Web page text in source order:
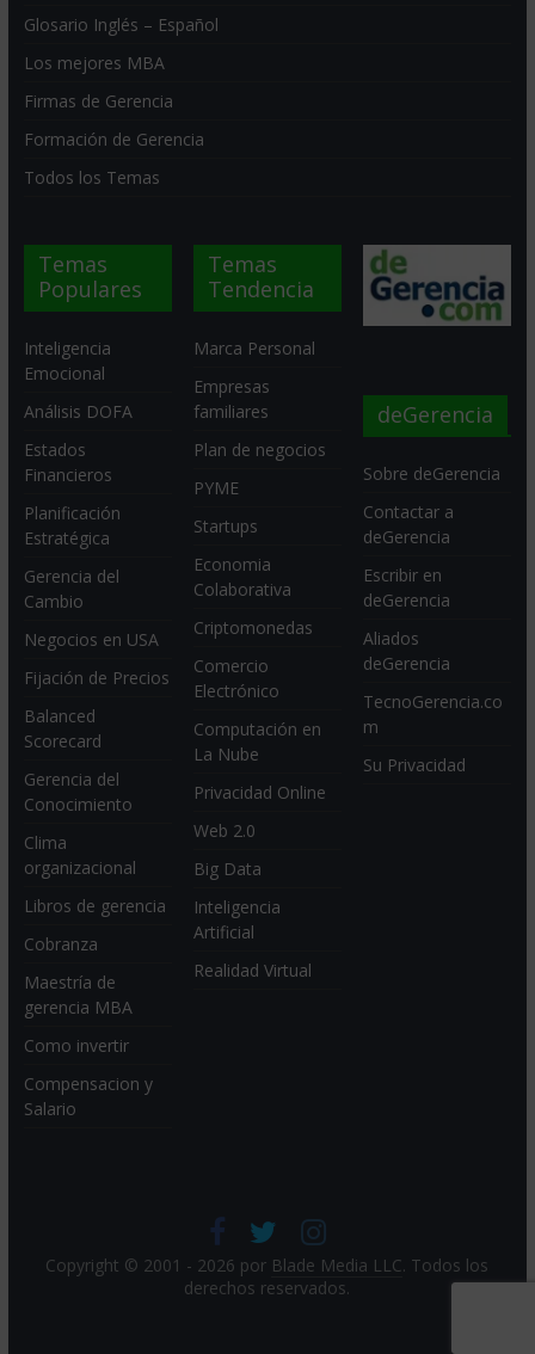
Glosario Inglés – Español
Los mejores MBA
Firmas de Gerencia
Formación de Gerencia
Todos los Temas
Temas
Populares
Inteligencia
Emocional
Análisis DOFA
Estados
Financieros
Planificación
Estratégica
Gerencia del
Cambio
Negocios en USA
Fijación de Precios
Balanced
Scorecard
Gerencia del
Conocimiento
Clima
organizacional
Libros de gerencia
Cobranza
Maestría de
gerencia MBA
Como invertir
Compensacion y
Salario
Temas
Tendencia
Marca Personal
Empresas
familiares
Plan de negocios
PYME
Startups
Economia
Colaborativa
Criptomonedas
Comercio
Electrónico
Computación en
La Nube
Privacidad Online
Web 2.0
Big Data
Inteligencia
Artificial
Realidad Virtual
deGerencia
Sobre deGerencia
Contactar a
deGerencia
Escribir en
deGerencia
Aliados
deGerencia
TecnoGerencia.co
m
Su Privacidad
Copyright © 2001 - 2026 por Blade Media LLC. Todos los
derechos reservados.